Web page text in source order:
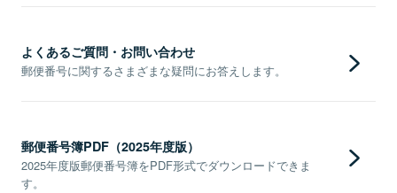
よくあるご質問・お問い合わせ
郵便番号に関するさまざまな疑問にお答えします。
郵便番号簿PDF（2025年度版）
2025年度版郵便番号簿をPDF形式でダウンロードできま
す。